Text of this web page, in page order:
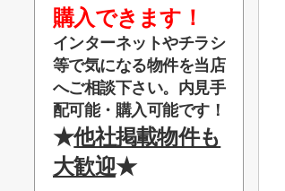
購入できます！
インターネットやチラシ
等で気になる物件を当店
へご相談下さい。内見手
配可能・購入可能です！
★他社掲載物件も
大歓迎★